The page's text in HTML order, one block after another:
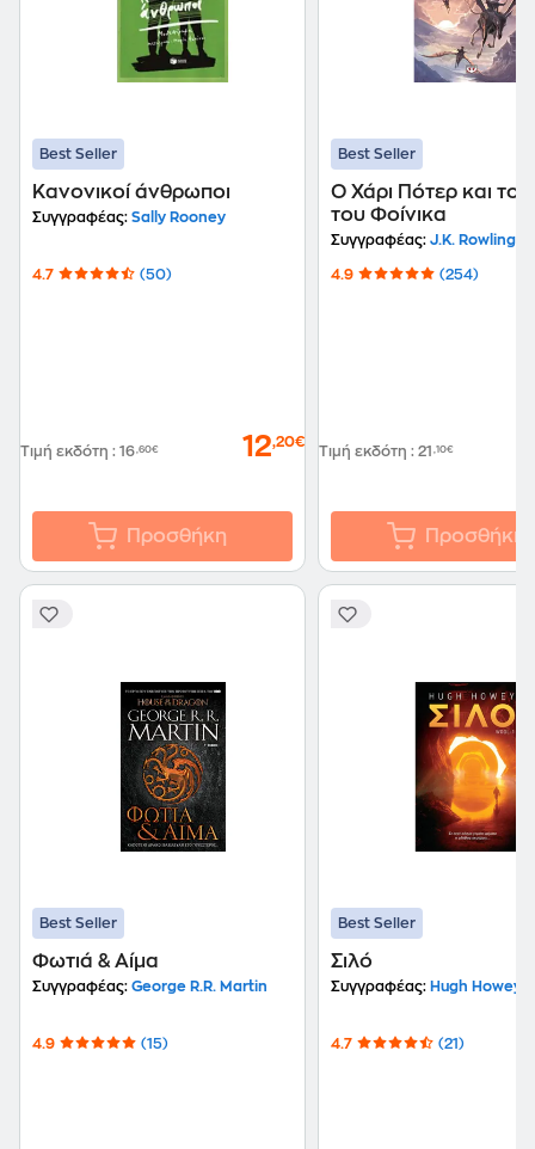
Best Seller
Κανονικοί άνθρωποι
Συγγραφέας: Sally Rooney
4.7 (50)
Τιμή εκδότη : 16,60€ 12,20€
Προσθήκη
Best Seller
Ο Χάρι Πότερ και το
του Φοίνικα
Συγγραφέας: J.K. Rowling
4.9 (254)
Τιμή εκδότη : 21,10€
Προσθήκη
Best Seller
Φωτιά & Αίμα
Συγγραφέας: George R.R. Martin
4.9 (15)
Best Seller
Σιλό
Συγγραφέας: Hugh Howey
4.7 (21)